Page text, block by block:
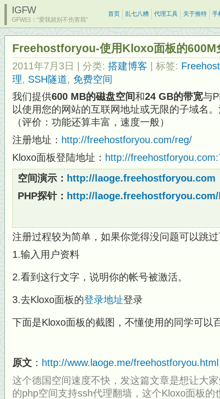
IGFW
GFW曰：“爱我就别不伤害我”
首页 乱七八糟 代理工具 关于推特 手
Freehostforyou-使用Kloxo面板的600M
2011年7月3日 | 分类: 搭建博客 | 标签:
理, SSH隧道, 免费空间
我们提供600 MB的磁盘空间和24 GB的带宽与
以使用您的网站的互联网地址或无限的子域名
（评价：功能还算丰富，速度一般）
注册地址： http://freehostforyou.com/reg/
Kloxo面板登陆地址： http://
空间演示： http://laoge.freehostforyou.com
PHP探针： http://
注册过程较为简单，如果你觉得没问题可以跳
1.输入用户资料
2.看到这行文字，说明你的帐号被激活。
3.去Kloxo面板的登录地址登录
下面是Kloxo面板的截图，不懂使用的同学可以
原文 ： http://www.laoge.me/freehostforyou.html
这个德国空间速度不快，发这篇文章是想让大
的php空间支持ssh代理翻墙，这个Kloxo面板